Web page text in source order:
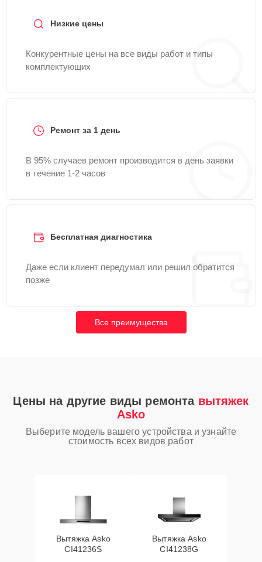
Низкие цены
Конкурентные цены на все виды работ и типы
комплектующих
Ремонт за 1 день
В 95% случаев ремонт производится в день заявки
в течение 1-2 часов
Бесплатная диагностика
Даже если клиент передумал или решил обратится
позже
Все преимущества
Цены на другие виды ремонта вытяжек
Asko
Выберите модель вашего устройства и узнайте
стоимость всех видов работ
Вытяжка Asko
CI41236S
Вытяжка Asko
CI41238G